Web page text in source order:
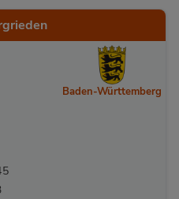
Baden-Württemberg